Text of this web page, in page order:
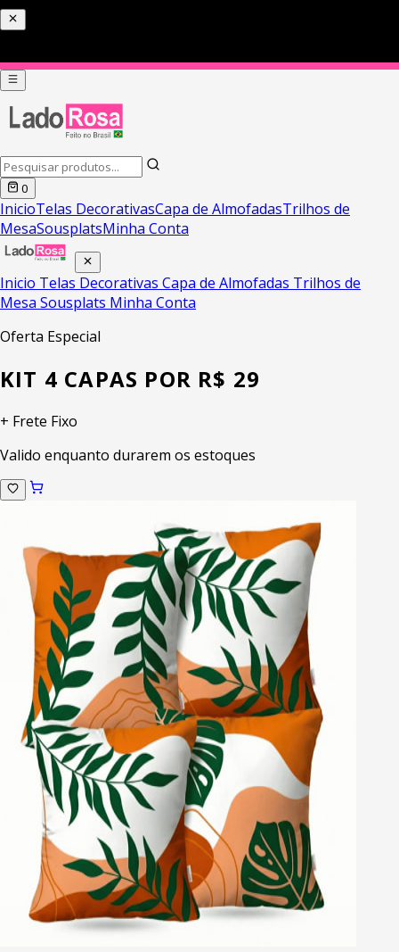
PIX COM 5% DE DESCONTO HOJE
0
InicioTelas DecorativasCapa de AlmofadasTrilhos de
MesaSousplatsMinha Conta
Inicio Telas Decorativas Capa de Almofadas Trilhos de
Mesa Sousplats Minha Conta
Oferta Especial
KIT 4 CAPAS POR R$ 29
+ Frete Fixo
Valido enquanto durarem os estoques